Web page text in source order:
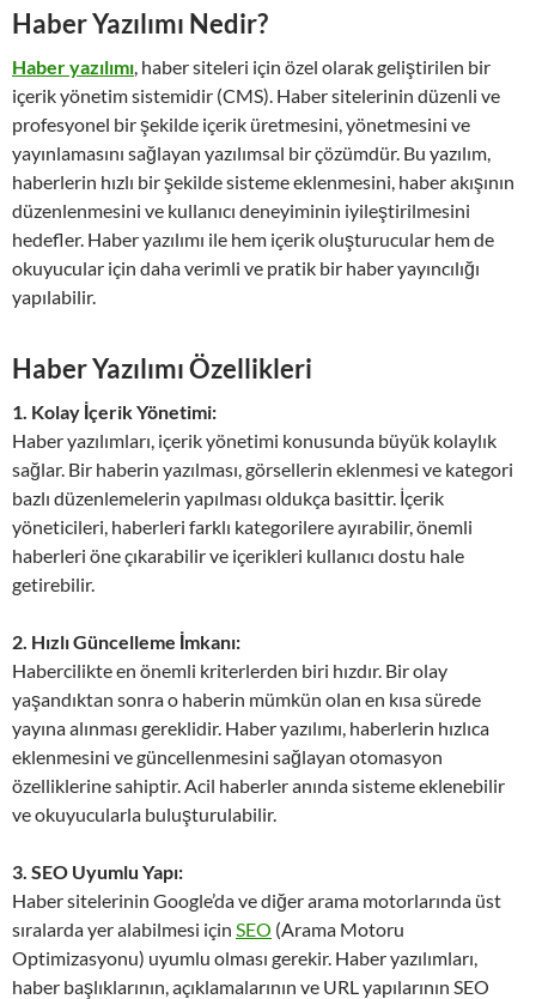
Haber Yazılımı Nedir?
Haber yazılımı, haber siteleri için özel olarak geliştirilen bir
içerik yönetim sistemidir (CMS). Haber sitelerinin düzenli ve
profesyonel bir şekilde içerik üretmesini, yönetmesini ve
yayınlamasını sağlayan yazılımsal bir çözümdür. Bu yazılım,
haberlerin hızlı bir şekilde sisteme eklenmesini, haber akışının
düzenlenmesini ve kullanıcı deneyiminin iyileştirilmesini
hedefler. Haber yazılımı ile hem içerik oluşturucular hem de
okuyucular için daha verimli ve pratik bir haber yayıncılığı
yapılabilir.
Haber Yazılımı Özellikleri
1. Kolay İçerik Yönetimi:
Haber yazılımları, içerik yönetimi konusunda büyük kolaylık
sağlar. Bir haberin yazılması, görsellerin eklenmesi ve kategori
bazlı düzenlemelerin yapılması oldukça basittir. İçerik
yöneticileri, haberleri farklı kategorilere ayırabilir, önemli
haberleri öne çıkarabilir ve içerikleri kullanıcı dostu hale
getirebilir.
2. Hızlı Güncelleme İmkanı:
Habercilikte en önemli kriterlerden biri hızdır. Bir olay
yaşandıktan sonra o haberin mümkün olan en kısa sürede
yayına alınması gereklidir. Haber yazılımı, haberlerin hızlıca
eklenmesini ve güncellenmesini sağlayan otomasyon
özelliklerine sahiptir. Acil haberler anında sisteme eklenebilir
ve okuyucularla buluşturulabilir.
3. SEO Uyumlu Yapı:
Haber sitelerinin Google’da ve diğer arama motorlarında üst
sıralarda yer alabilmesi için SEO (Arama Motoru
Optimizasyonu) uyumlu olması gerekir. Haber yazılımları,
haber başlıklarının, açıklamalarının ve URL yapılarının SEO